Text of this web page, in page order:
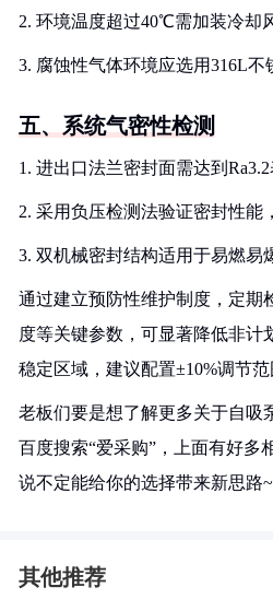
2. 环境温度超过40℃需加装冷却
3. 腐蚀性气体环境应选用316L不
五、系统气密性检测
1. 进出口法兰密封面需达到
2. 采用负压检测法验证密封性能
3. 双机械密封结构适用于易燃易
通过建立预防性维护制度，定期
度等关键参数，可显著降低非计
稳定区域，建议配置±10%调节范
老板们要是想了解更多关于自吸
百度搜索“爱采购”，上面有好多
说不定能给你的选择带来新思路~
其他推荐